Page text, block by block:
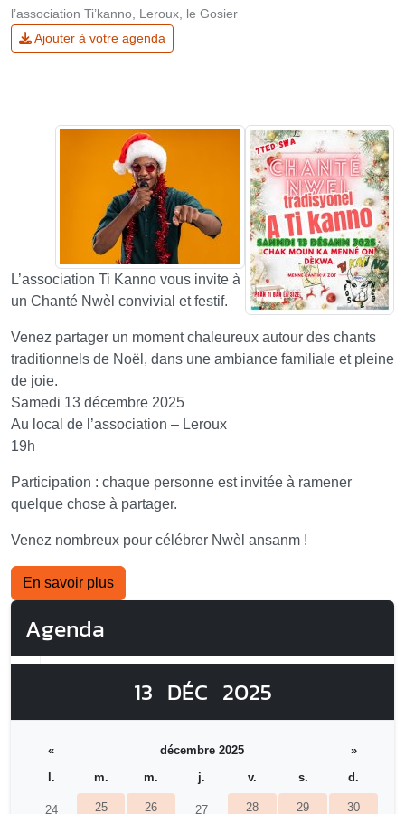
l’association Ti’kanno, Leroux, le Gosier
Ajouter à votre agenda
L’association Ti Kanno vous invite à
un Chanté Nwèl convivial et festif.
Venez partager un moment chaleureux autour des chants
traditionnels de Noël, dans une ambiance familiale et pleine
de joie.
Samedi 13 décembre 2025
Au local de l’association – Leroux
19h
Participation : chaque personne est invitée à ramener
quelque chose à partager.
Venez nombreux pour célébrer Nwèl ansanm !
En savoir plus
Agenda
13 DÉC 2025
« décembre 2025
»
l.
m. m. j. v. s. d.
24 25 26 27 28 29 30